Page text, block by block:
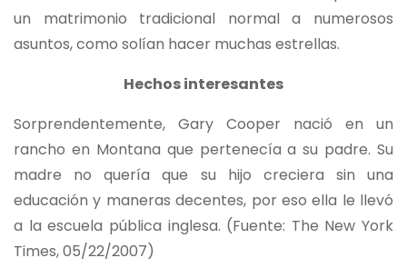
un matrimonio tradicional normal a numerosos
asuntos, como solían hacer muchas estrellas.
Hechos interesantes
Sorprendentemente, Gary Cooper nació en un
rancho en Montana que pertenecía a su padre. Su
madre no quería que su hijo creciera sin una
educación y maneras decentes, por eso ella le llevó
a la escuela pública inglesa. (Fuente: The New York
Times, 05/22/2007)